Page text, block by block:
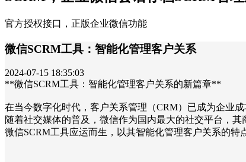
官方授权接口，正版企业微信功能
微信SCRM工具：智能化管理客户关系
2024-07-15 18:35:03
**微信SCRM工具：智能化管理客户关系的新篇章**
在当今数字化时代，客户关系管理（CRM）已成为企业成
随着社交媒体的普及，微信作为国内最大的社交平台，其
微信SCRM工具应运而生，以其智能化管理客户关系的特